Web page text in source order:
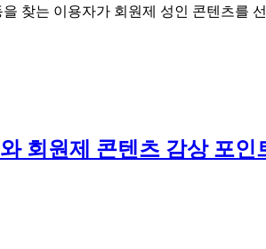
찾는 이용자가 회원제 성인 콘텐츠를
회원제 콘텐츠 감상 포인